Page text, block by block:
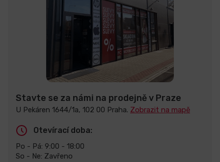
Stavte se za námi na prodejně v Praze
U Pekáren 1644/1a, 102 00 Praha. Zobrazit na mapě
Otevírací doba:
Po - Pá: 9:00 - 18:00
So - Ne: Zavřeno